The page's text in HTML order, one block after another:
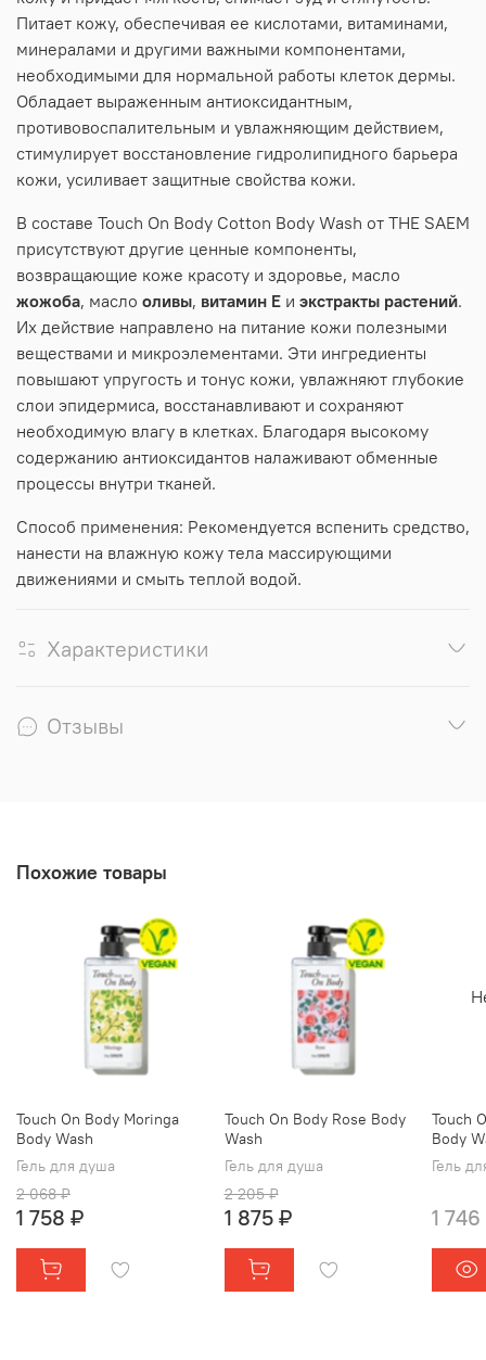
Питает кожу, обеспечивая ее кислотами, витаминами,
минералами и другими важными компонентами,
необходимыми для нормальной работы клеток дермы.
Обладает выраженным антиоксидантным,
противовоспалительным и увлажняющим действием,
стимулирует восстановление гидролипидного барьера
кожи, усиливает защитные свойства кожи.
В составе Touch On Body Cotton Body Wash от THE SAEM
присутствуют другие ценные компоненты,
возвращающие коже красоту и здоровье, масло
жожоба, масло оливы, витамин Е и экстракты растений.
Их действие направлено на питание кожи полезными
веществами и микроэлементами. Эти ингредиенты
повышают упругость и тонус кожи, увлажняют глубокие
слои эпидермиса, восстанавливают и сохраняют
необходимую влагу в клетках. Благодаря высокому
содержанию антиоксидантов налаживают обменные
процессы внутри тканей.
Способ применения: Рекомендуется вспенить средство,
нанести на влажную кожу тела массирующими
движениями и смыть теплой водой.
Характеристики
Отзывы
Похожие товары
Touch On Body Moringa
Body Wash
Гель для душа
2 068 ₽
1 758 ₽
Touch On Body Rose Body
Wash
Гель для душа
2 205 ₽
1 875 ₽
Touch
Body
Гель
1